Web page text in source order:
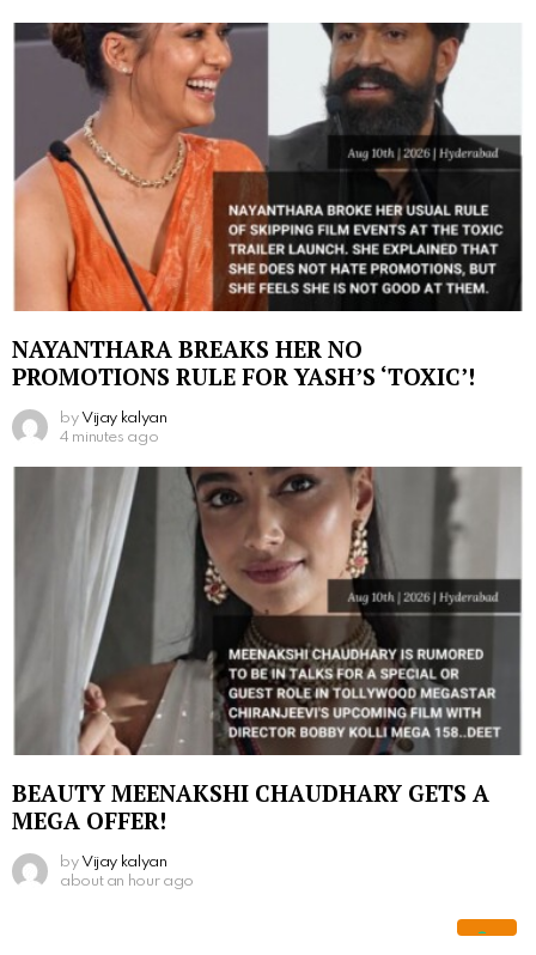
NAYANTHARA BREAKS HER NO
PROMOTIONS RULE FOR YASH’S ‘TOXIC’!
by Vijay kalyan
4 minutes ago
BEAUTY MEENAKSHI CHAUDHARY GETS A
MEGA OFFER!
by Vijay kalyan
about an hour ago